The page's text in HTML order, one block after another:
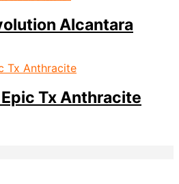
Alcantara
Tx Anthracite